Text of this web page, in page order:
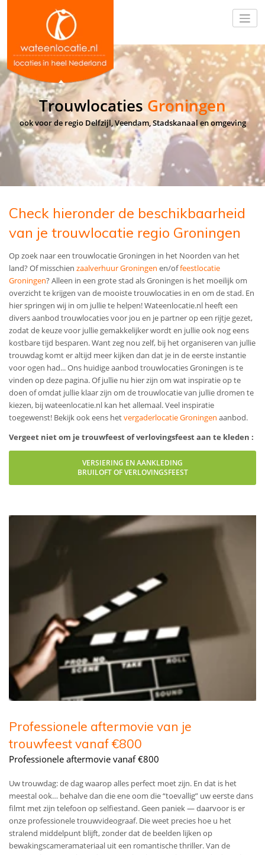
TrouwlocatiesGroningen
ook voor de regio Delfzijl, Veendam, Stadskanaal en omgeving
Check hieronder de beschikbaarheid
van je trouwlocatie regio Groningen
Op zoek naar een trouwlocatie Groningen in het Noorden van het
land? Of misschien zaalverhuur Groningen en/offeestlocatie
Groningen? Alleen in een grote stad als Groningen is het moeilijk om
overzicht te krijgen van de mooiste trouwlocaties in en om de stad. En
hier springen wij in om jullie te helpen! Wateenlocatie.nl heeft een
divers aanbod trouwlocaties voor jou en je partner op een rijtje gezet,
zodat de keuze voor jullie gemakkelijker wordt en jullie ook nog eens
kostbare tijd besparen. Want zeg nou zelf, bij het organiseren van jullie
trouwdag komt er altijd meer kijken dan dat je in de eerste instantie
voor ogen had... Ons huidige aanbod trouwlocaties Groningen is te
vinden op deze pagina. Of jullie nu hier zijn om wat inspiratie op te
doen of omdat jullie klaar zijn om de trouwlocatie van jullie dromen te
kiezen, bij wateenlocatie.nl kan het allemaal. Veel inspiratie
toegewenst! Bekijk ook eens hetvergaderlocatie Groningen aanbod.
Vergeet niet om je trouwfeest of verlovingsfeest aan te kleden :
VERSIERING EN AANKLEDING
BRUILOFT OF VERLOVINGSFEEST
Professionele aftermovie van je
trouwfeest vanaf €800
Professionele aftermovie vanaf €800
Uw trouwdag: de dag waarop alles perfect moet zijn. En dat is het
meestal ook… behalve dan die ene oom die “toevallig” uw eerste dans
filmt met zijn telefoon op selfiestand. Geen paniek — daarvoor is er
onze professionele trouwvideograaf. Die weet precies hoe u het
stralend middelpunt blijft, zonder dat de beelden lijken op
bewakingscamera­materiaal uit een romantische thriller. Van de